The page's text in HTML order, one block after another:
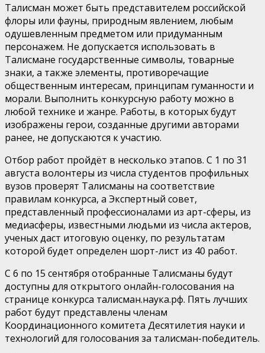
Талисман может быть представителем российской
флоры или фауны, природным явлением, любым
одушевленным предметом или придуманным
персонажем. Не допускается использовать в
Талисмане государственные символы, товарные
знаки, а также элементы, противоречащие
общественным интересам, принципам гуманности и
морали. Выполнить конкурсную работу можно в
любой технике и жанре. Работы, в которых будут
изображены герои, созданные другими авторами
ранее, не допускаются к участию.
Отбор работ пройдёт в несколько этапов. С 1 по 31
августа волонтеры из числа студентов профильных
вузов проверят Талисманы на соответствие
правилам конкурса, а Экспертный совет,
представленный профессионалами из арт-сферы, из
медиасферы, известными людьми из числа актеров,
ученых даст итоговую оценку, по результатам
которой будет определен шорт-лист из 40 работ.
С 6 по 15 сентября отобранные Талисманы будут
доступны для открытого онлайн-голосования на
странице конкурса талисман.наука.рф. Пять лучших
работ будут представлены членам
Координационного комитета Десятилетия науки и
технологий для голосования за талисман-победитель.